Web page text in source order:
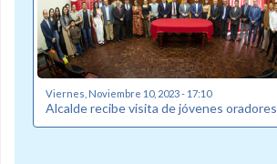
Viernes, Noviembre 10, 2023 - 17:10
Alcalde recibe visita de jóvenes oradores